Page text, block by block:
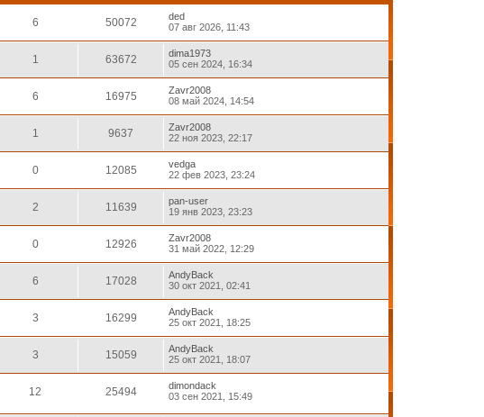
6 50072
ded
07 авг 2026, 11:43
1 63672
dima1973
05 сен 2024, 16:34
6 16975
Zavr2008
08 май 2024, 14:54
1 9637
Zavr2008
22 ноя 2023, 22:17
0 12085
vedga
22 фев 2023, 23:24
2 11639
pan-user
19 янв 2023, 23:23
0 12926
Zavr2008
31 май 2022, 12:29
6 17028
AndyBack
30 окт 2021, 02:41
3 16299
AndyBack
25 окт 2021, 18:25
3 15059
AndyBack
25 окт 2021, 18:07
12 25494
dimondack
03 сен 2021, 15:49